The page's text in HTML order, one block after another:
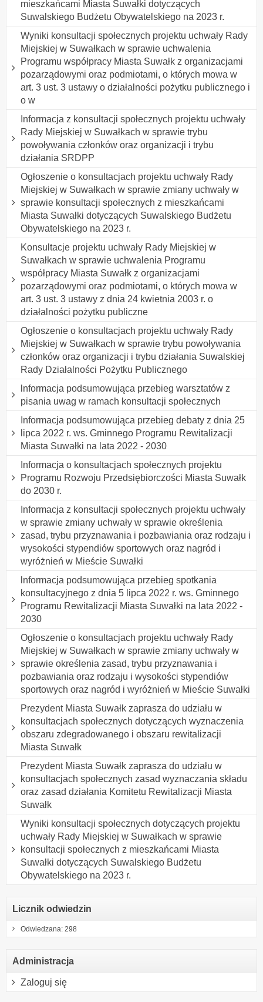
mieszkańcami Miasta Suwałki dotyczących
Suwalskiego Budżetu Obywatelskiego na 2023 r.
Wyniki konsultacji społecznych projektu uchwały Rady
Miejskiej w Suwałkach w sprawie uchwalenia
Programu współpracy Miasta Suwałk z organizacjami
pozarządowymi oraz podmiotami, o których mowa w
art. 3 ust. 3 ustawy o działalności pożytku publicznego i
o w
Informacja z konsultacji społecznych projektu uchwały
Rady Miejskiej w Suwałkach w sprawie trybu
powoływania członków oraz organizacji i trybu
działania SRDPP
Ogłoszenie o konsultacjach projektu uchwały Rady
Miejskiej w Suwałkach w sprawie zmiany uchwały w
sprawie konsultacji społecznych z mieszkańcami
Miasta Suwałki dotyczących Suwalskiego Budżetu
Obywatelskiego na 2023 r.
Konsultacje projektu uchwały Rady Miejskiej w
Suwałkach w sprawie uchwalenia Programu
współpracy Miasta Suwałk z organizacjami
pozarządowymi oraz podmiotami, o których mowa w
art. 3 ust. 3 ustawy z dnia 24 kwietnia 2003 r. o
działalności pożytku publiczne
Ogłoszenie o konsultacjach projektu uchwały Rady
Miejskiej w Suwałkach w sprawie trybu powoływania
członków oraz organizacji i trybu działania Suwalskiej
Rady Działalności Pożytku Publicznego
lnformacja podsumowująca przebieg warsztatów z
pisania uwag w ramach konsultacji społecznych
Informacja podsumowująca przebieg debaty z dnia 25
lipca 2022 r. ws. Gminnego Programu Rewitalizacji
Miasta Suwałki na lata 2022 - 2030
Informacja o konsultacjach społecznych projektu
Programu Rozwoju Przedsiębiorczości Miasta Suwałk
do 2030 r.
Informacja z konsultacji społecznych projektu uchwały
w sprawie zmiany uchwały w sprawie określenia
zasad, trybu przyznawania i pozbawiania oraz rodzaju i
wysokości stypendiów sportowych oraz nagród i
wyróżnień w Mieście Suwałki
lnformacja podsumowująca przebieg spotkania
konsultacyjnego z dnia 5 lipca 2022 r. ws. Gminnego
Programu Rewitalizacji Miasta Suwałki na lata 2022 -
2030
Ogłoszenie o konsultacjach projektu uchwały Rady
Miejskiej w Suwałkach w sprawie zmiany uchwały w
sprawie określenia zasad, trybu przyznawania i
pozbawiania oraz rodzaju i wysokości stypendiów
sportowych oraz nagród i wyróżnień w Mieście Suwałki
Prezydent Miasta Suwałk zaprasza do udziału w
konsultacjach społecznych dotyczących wyznaczenia
obszaru zdegradowanego i obszaru rewitalizacji
Miasta Suwałk
Prezydent Miasta Suwałk zaprasza do udziału w
konsultacjach społecznych zasad wyznaczania składu
oraz zasad działania Komitetu Rewitalizacji Miasta
Suwałk
Wyniki konsultacji społecznych dotyczących projektu
uchwały Rady Miejskiej w Suwałkach w sprawie
konsultacji społecznych z mieszkańcami Miasta
Suwałki dotyczących Suwalskiego Budżetu
Obywatelskiego na 2023 r.
Licznik odwiedzin
Odwiedzana: 298
Administracja
Zaloguj się